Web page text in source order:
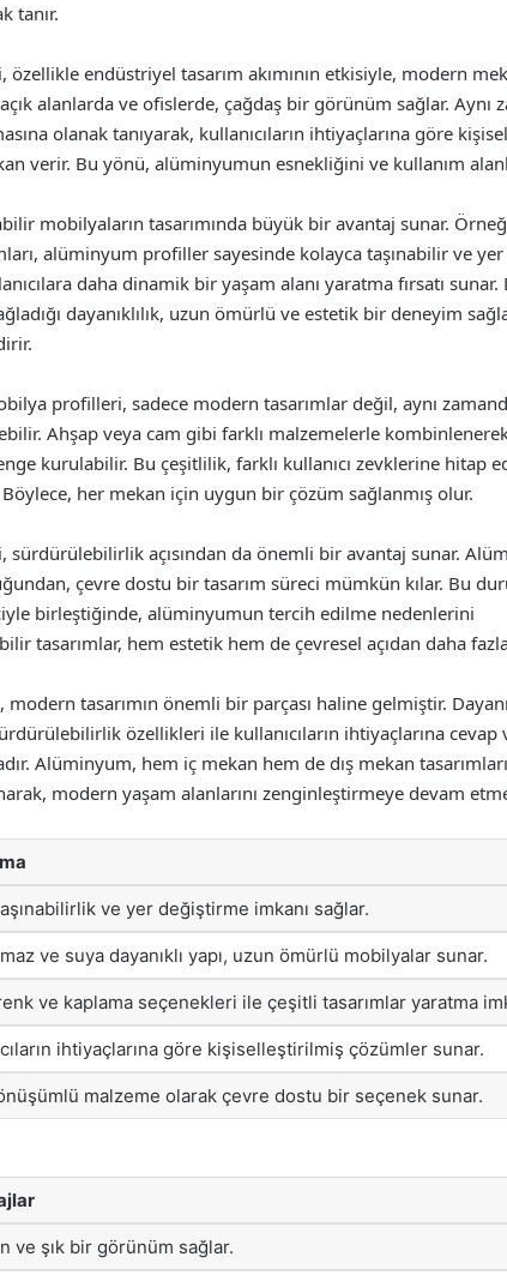
tanır.
endüstriyel tasarım akımının etkisiyle, modern
alanlarda ve ofislerde, çağdaş bir görünüm sağlar. Aynı
olanak tanıyarak, kullanıcıların ihtiyaçlarına göre
verir. Bu yönü, alüminyumun esnekliğini ve kullanım
mobilyaların tasarımında büyük bir avantaj sunar.
alüminyum profiller sayesinde kolayca taşınabilir ve yer
daha dinamik bir yaşam alanı yaratma fırsatı sunar.
dayanıklılık, uzun ömürlü ve estetik bir deneyim
profilleri, sadece modern tasarımlar değil, aynı
Ahşap veya cam gibi farklı malzemelerle
kurulabilir. Bu çeşitlilik, farklı kullanıcı zevklerine hitap
her mekan için uygun bir çözüm sağlanmış olur.
açısından da önemli bir avantaj sunar.
çevre dostu bir tasarım süreci mümkün kılar. Bu
birleştiğinde, alüminyumun tercih edilme nedenlerini
tasarımlar, hem estetik hem de çevresel açıdan daha
tasarımın önemli bir parçası haline gelmiştir.
özellikleri ile kullanıcıların ihtiyaçlarına cevap
Alüminyum, hem iç mekan hem de dış mekan
modern yaşam alanlarını zenginleştirmeye devam
ve yer değiştirme imkanı sağlar.
ve suya dayanıklı yapı, uzun ömürlü mobilyalar sunar.
ve kaplama seçenekleri ile çeşitli tasarımlar yaratma
ihtiyaçlarına göre kişiselleştirilmiş çözümler sunar.
malzeme olarak çevre dostu bir seçenek sunar.
ve şık bir görünüm sağlar.